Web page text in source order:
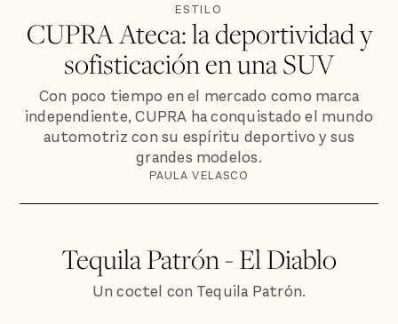
ESTILO
CUPRA Ateca: la deportividad y
sofisticación en una SUV
Con poco tiempo en el mercado como marca
independiente, CUPRA ha conquistado el mundo
automotriz con su espíritu deportivo y sus
grandes modelos.
PAULA VELASCO
Tequila Patrón - El Diablo
Un coctel con Tequila Patrón.